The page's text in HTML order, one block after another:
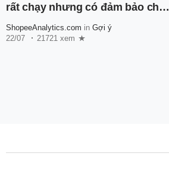
rất chạy nhưng có đảm bảo chất
ShopeeAnalytics.com in Gợi ý
22/07
21721 xem